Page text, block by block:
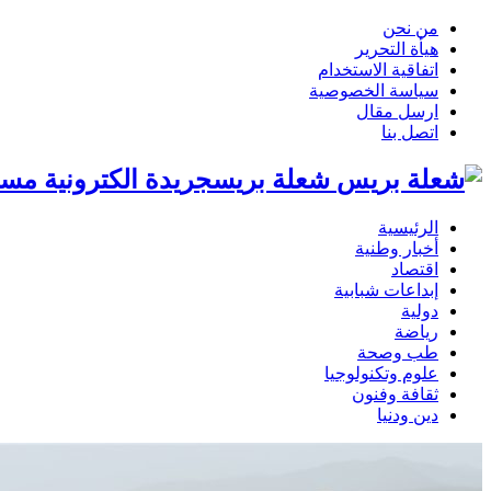
من نحن
هيأة التحرير
اتفاقية الاستخدام
سياسة الخصوصية
ارسل مقال
اتصل بنا
شعلة بريسجريدة الكترونية
الرئيسية
أخبار وطنية
اقتصاد
إبداعات شبابية
دولية
رياضة
طب وصحة
علوم وتكنولوجيا
ثقافة وفنون
دين ودنيا